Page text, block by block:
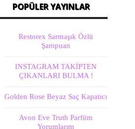
POPÜLER YAYINLAR
Restorex Sarmaşık Özlü
Şampuan
INSTAGRAM TAKİPTEN
ÇIKANLARI BULMA !
Golden Rose Beyaz Saç Kapatıcı
Avon Eve Truth Parfüm
Yorumlarım